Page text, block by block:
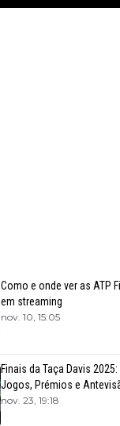
Como e onde ver as ATP
em streaming
nov. 10, 15:05
Finais da Taça Davis
Jogos, Prémios e
nov. 23, 19:18